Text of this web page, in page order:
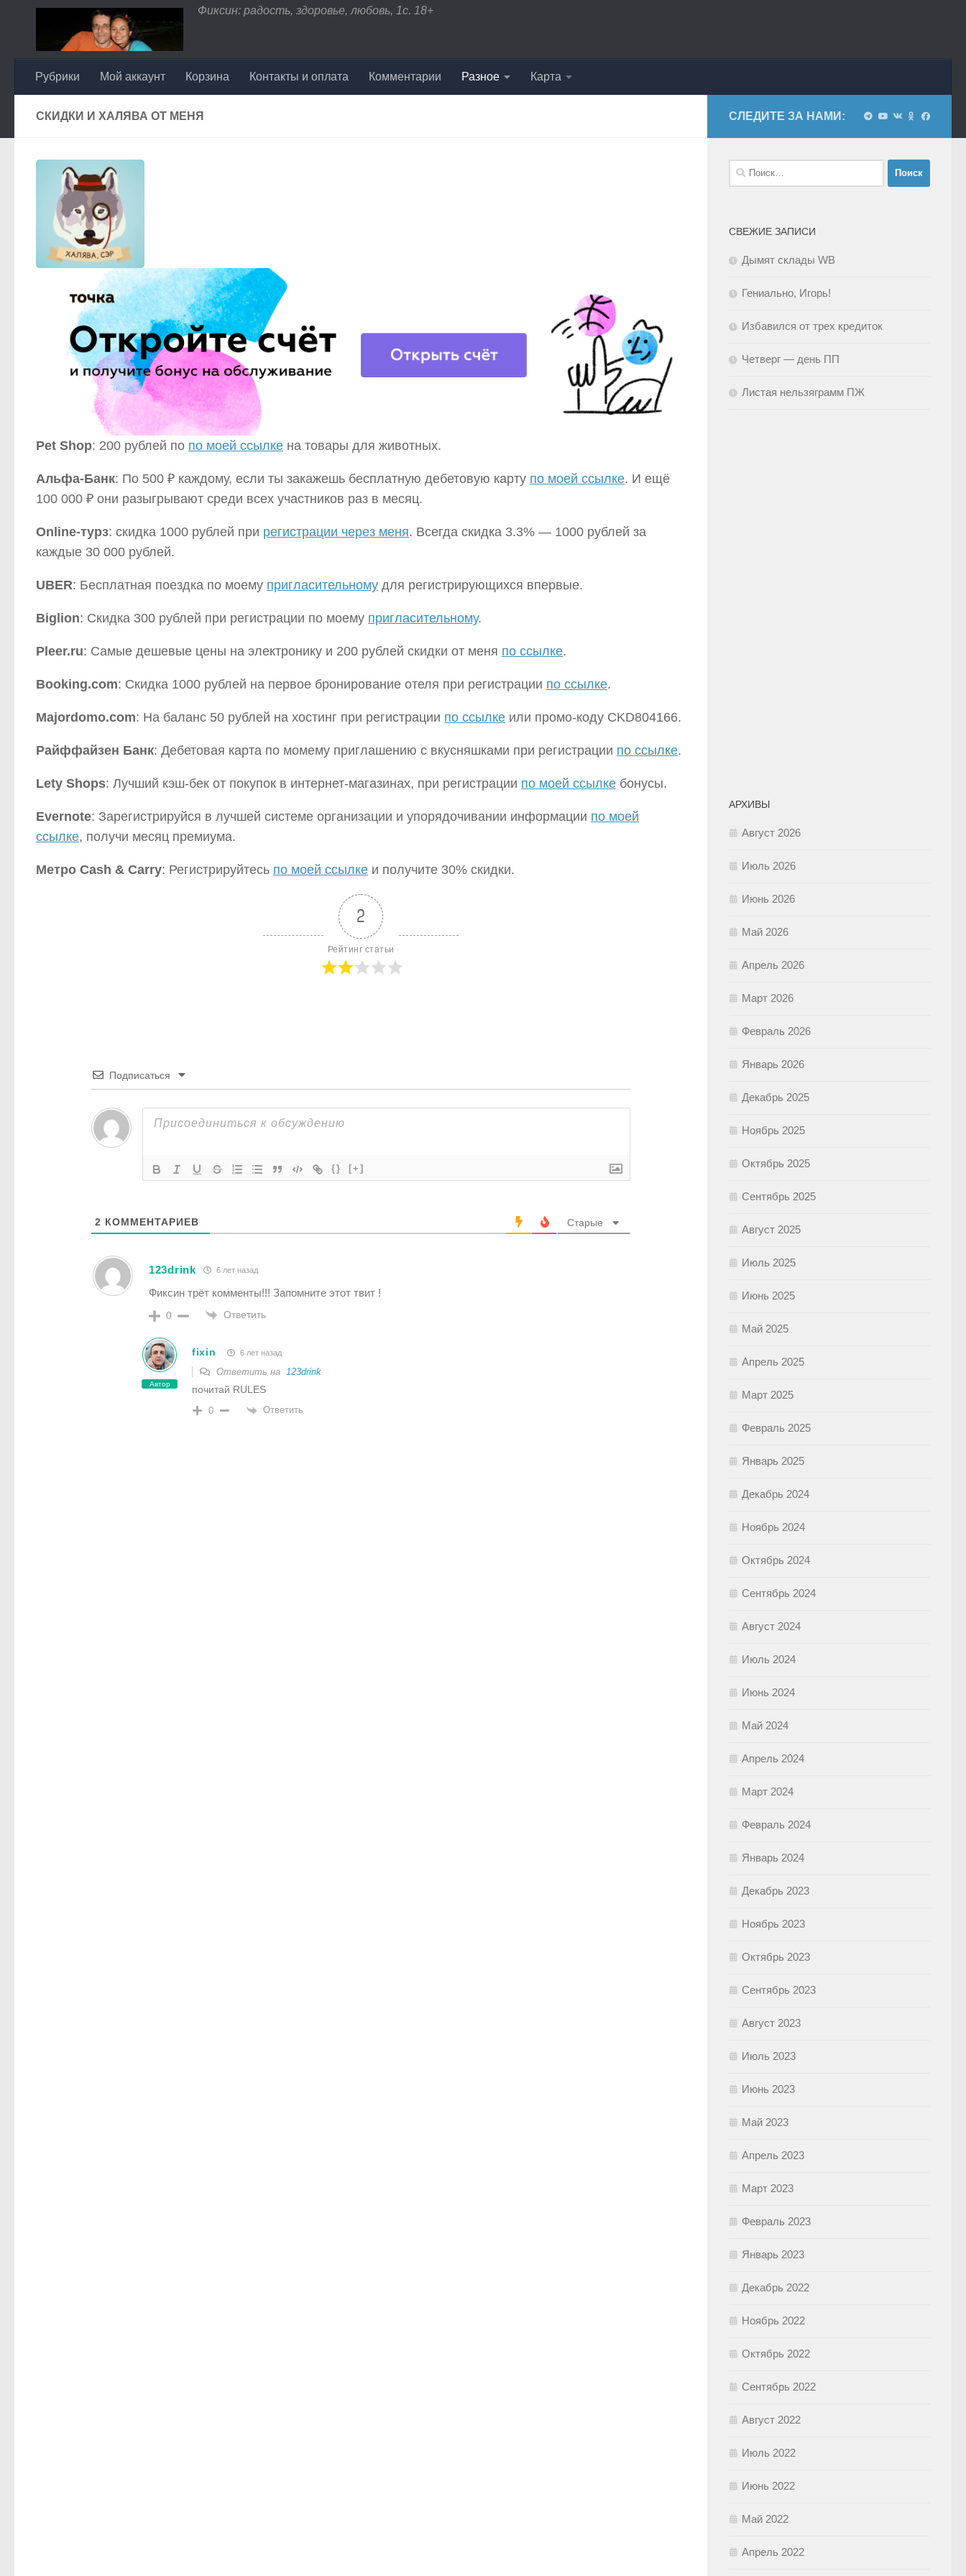
Перейти к содержимому
Фиксин: радость, здоровье, любовь, 1с. 18+
Рубрики Мой аккаунт Корзина Контакты и оплата Комментарии Разное Карта
СКИДКИ И ХАЛЯВА ОТ МЕНЯ
Pet Shop: 200 рублей по по моей ссылке на товары для животных.
Альфа-Банк: По 500 ₽ каждому, если ты закажешь бесплатную дебетовую карту по моей ссылке. И ещё
100 000 ₽ они разыгрывают среди всех участников раз в месяц.
Online-турз: скидка 1000 рублей при регистрации через меня. Всегда скидка 3.3% — 1000 рублей за
каждые 30 000 рублей.
UBER: Бесплатная поездка по моему пригласительному для регистрирующихся впервые.
Biglion: Скидка 300 рублей при регистрации по моему пригласительному.
Pleer.ru: Самые дешевые цены на электронику и 200 рублей скидки от меня по ссылке.
Booking.com: Скидка 1000 рублей на первое бронирование отеля при регистрации по ссылке.
Majordomo.com: На баланс 50 рублей на хостинг при регистрации по ссылке или промо-коду CKD804166.
Райффайзен Банк: Дебетовая карта по момему приглашению с вкусняшками при регистрации по ссылке.
Lety Shops: Лучший кэш-бек от покупок в интернет-магазинах, при регистрации по моей ссылке бонусы.
Evernote: Зарегистрируйся в лучшей системе организации и упорядочивании информации по моей
ссылке, получи месяц премиума.
Метро Cash & Carry: Регистрируйтесь по моей ссылке и получите 30% скидки.
2
Рейтинг статьи
Подписаться
{} [+]
2 КОММЕНТАРИЕВ Старые
123drink 6 лет назад
Фиксин трёт комменты!!! Запомните этот твит !
0 Ответить
Автор
fixin 6 лет назад
Ответить на 123drink
почитай RULES
0 Ответить
СЛЕДИТЕ ЗА НАМИ:
Найти:
СВЕЖИЕ ЗАПИСИ
Дымят склады WB
Гениально, Игорь!
Избавился от трех кредиток
Четверг — день ПП
Листая нельзяграмм ПЖ
АРХИВЫ
Август 2026
Июль 2026
Июнь 2026
Май 2026
Апрель 2026
Март 2026
Февраль 2026
Январь 2026
Декабрь 2025
Ноябрь 2025
Октябрь 2025
Сентябрь 2025
Август 2025
Июль 2025
Июнь 2025
Май 2025
Апрель 2025
Март 2025
Февраль 2025
Январь 2025
Декабрь 2024
Ноябрь 2024
Октябрь 2024
Сентябрь 2024
Август 2024
Июль 2024
Июнь 2024
Май 2024
Апрель 2024
Март 2024
Февраль 2024
Январь 2024
Декабрь 2023
Ноябрь 2023
Октябрь 2023
Сентябрь 2023
Август 2023
Июль 2023
Июнь 2023
Май 2023
Апрель 2023
Март 2023
Февраль 2023
Январь 2023
Декабрь 2022
Ноябрь 2022
Октябрь 2022
Сентябрь 2022
Август 2022
Июль 2022
Июнь 2022
Май 2022
Апрель 2022